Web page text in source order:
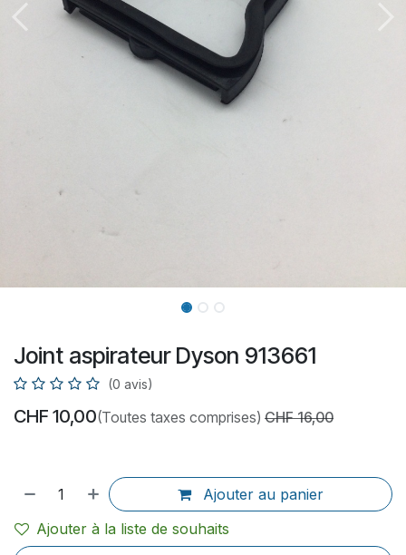
Joint aspirateur Dyson 913661
(0 avis)
CHF 10,00(Toutes taxes comprises) CHF16,00
Ajouter au panier
Ajouter à la liste de souhaits